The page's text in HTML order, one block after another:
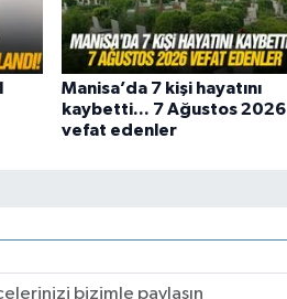
Manisa’da 7 kişi hayatını
kaybetti... 7 Ağustos 2026
vefat edenler